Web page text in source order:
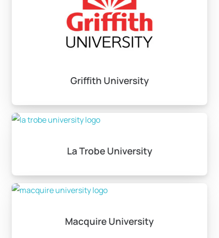
Burs fırsatları da Avustralya’da eğitim almak isteyen
öğrenciler için önem arz ediyor. Birçok üniversite,
başarı kriterleri doğrultusunda burslar sunarak
öğrencilere destek sağlayabilir. Bu burslar, hem
Çalışma İzni ve İmkanları
öğrencilere haftada 20 saat çalışma izni verilmektedir.
Tatil dönemlerinde bu süre tam güne kadar uzayabilir.
Bu sayede, öğrenim süresince finansal olarak destek
bulmak daha kolay hale gelir. Mezuniyet sonrası ise,
TAFE programları, mesleki eğitim alanında da çeşitli
Griffith University
La Trobe University
Macquire University